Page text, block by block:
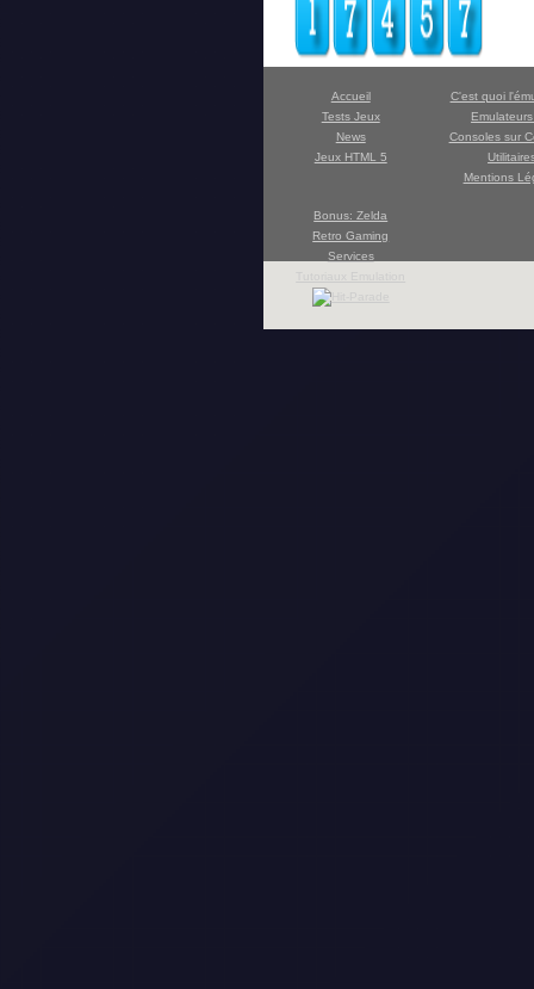
Accueil
Tests Jeux
News
Jeux HTML 5
C'est quoi
Consoles sur
Mentions
Bonus: Zelda
Retro Gaming
Services